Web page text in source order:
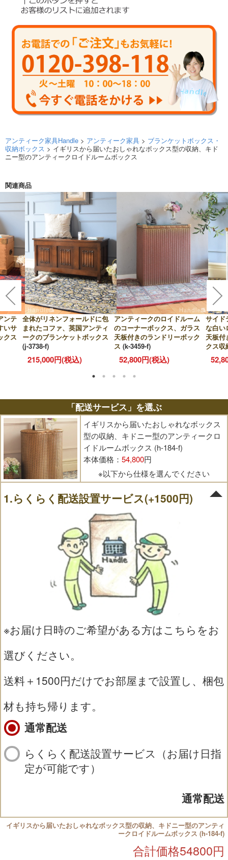
アンティーク家具Handle > アンティーク家具 > ブランケットボックス・
収納ボックス > イギリスから届いたおしゃれなボックス型の収納、キド
ニー型のアンティークロイドルームボックス
関連商品
ンテ
いサ
クス
全体がリネンフォールドに包
まれたコファ、英国アンティ
ークのブランケットボックス
(j-3738-f)
215,000円(税込)
アンティークのロイドルーム
のコーナーボックス、ガラス
天板付きのランドリーボック
ス (k-3459-f)
52,800円(税込)
サイド
な白い
天板付
クス収
「配送サービス」を選ぶ
イギリスから届いたおしゃれなボックス
型の収納、キドニー型のアンティークロ
イドルームボックス (h-184-f)
本体価格： 54,800円
※以下から仕様を選んでください
1.らくらく配送設置サービス(+1500円)
※お届け日時のご希望がある方はこちらをお
選びください。
送料＋1500円だけでお部屋まで設置し、梱包
材も持ち帰ります。
通常配送
らくらく配送設置サービス（お届け日指
定が可能です）
通常配送
イギリスから届いたおしゃれなボックス型の収納、キドニー型のアンティ
ークロイドルームボックス (h-184-f)
合計価格54800円